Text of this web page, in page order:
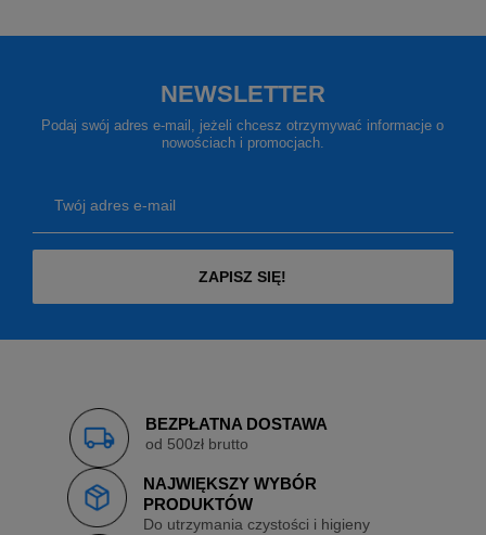
NEWSLETTER
Podaj swój adres e-mail, jeżeli chcesz otrzymywać informacje o
nowościach i promocjach.
Twój adres e-mail
ZAPISZ SIĘ!
BEZPŁATNA DOSTAWA
od 500zł brutto
NAJWIĘKSZY WYBÓR
PRODUKTÓW
Do utrzymania czystości i higieny